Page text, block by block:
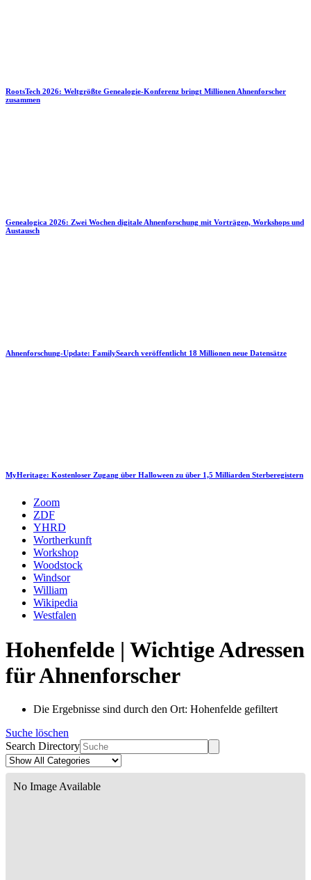
RootsTech 2026: Weltgrößte Genealogie-Konferenz bringt Millionen Ahnenforscher
zusammen
Genealogica 2026: Zwei Wochen digitale Ahnenforschung mit Vorträgen, Workshops und
Austausch
Ahnenforschung-Update: FamilySearch veröffentlicht 18 Millionen neue Datensätze
MyHeritage: Kostenloser Zugang über Halloween zu über 1,5 Milliarden Sterberegistern
Zoom
ZDF
YHRD
Wortherkunft
Workshop
Woodstock
Windsor
William
Wikipedia
Westfalen
Hohenfelde | Wichtige Adressen
für Ahnenforscher
Die Ergebnisse sind durch den Ort: Hohenfelde gefiltert
Suche löschen
Search Directory
No Image Available